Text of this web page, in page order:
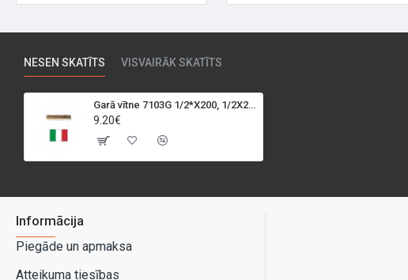
NESEN SKATĪTS VISVAIRĀK SKATĪTS
Garā vītne 7103G 1/2*X200, 1/2X200
9.20€
Informācija
Piegāde un apmaksa
Atteikuma tiesības